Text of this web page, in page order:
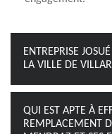
ENTREPRISE
LA VILLE DE
QUI EST APTE À
REMPLACEMENT